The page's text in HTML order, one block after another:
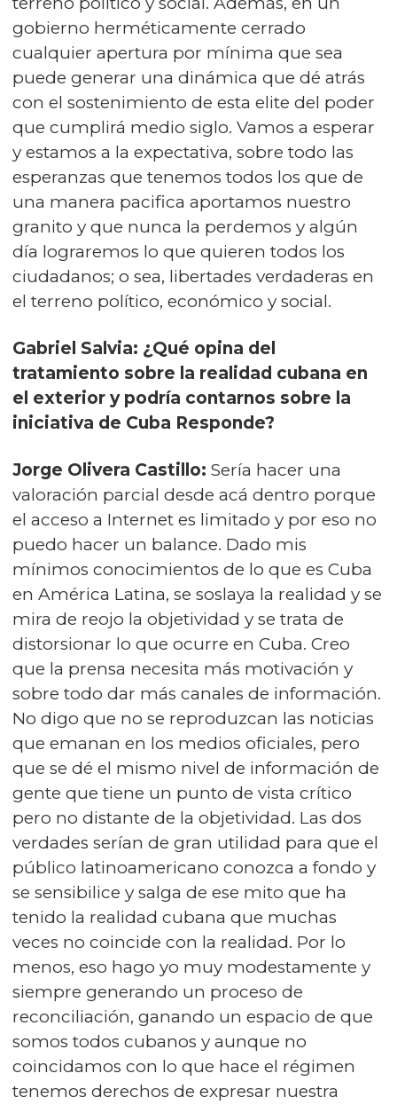
gobierno herméticamente cerrado
cualquier apertura por mínima que sea
puede generar una dinámica que dé atrás
con el sostenimiento de esta elite del poder
que cumplirá medio siglo. Vamos a esperar
y estamos a la expectativa, sobre todo las
esperanzas que tenemos todos los que de
una manera pacifica aportamos nuestro
granito y que nunca la perdemos y algún
día lograremos lo que quieren todos los
ciudadanos; o sea, libertades verdaderas en
el terreno político, económico y social.
Gabriel Salvia: ¿Qué opina del
tratamiento sobre la realidad cubana en
el exterior y podría contarnos sobre la
iniciativa de Cuba Responde?
Jorge Olivera Castillo: Sería hacer una
valoración parcial desde acá dentro porque
el acceso a Internet es limitado y por eso no
puedo hacer un balance. Dado mis
mínimos conocimientos de lo que es Cuba
en América Latina, se soslaya la realidad y se
mira de reojo la objetividad y se trata de
distorsionar lo que ocurre en Cuba. Creo
que la prensa necesita más motivación y
sobre todo dar más canales de información.
No digo que no se reproduzcan las noticias
que emanan en los medios oficiales, pero
que se dé el mismo nivel de información de
gente que tiene un punto de vista crítico
pero no distante de la objetividad. Las dos
verdades serían de gran utilidad para que el
público latinoamericano conozca a fondo y
se sensibilice y salga de ese mito que ha
tenido la realidad cubana que muchas
veces no coincide con la realidad. Por lo
menos, eso hago yo muy modestamente y
siempre generando un proceso de
reconciliación, ganando un espacio de que
somos todos cubanos y aunque no
coincidamos con lo que hace el régimen
tenemos derechos de expresar nuestra